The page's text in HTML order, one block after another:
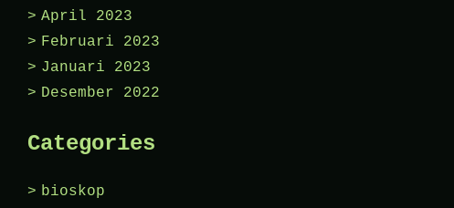
April 2023
Februari 2023
Januari 2023
Desember 2022
Categories
bioskop